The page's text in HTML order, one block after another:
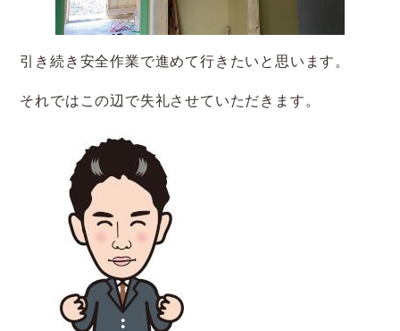
引き続き安全作業で進めて行きたいと思います。
それではこの辺で失礼させていただきます。